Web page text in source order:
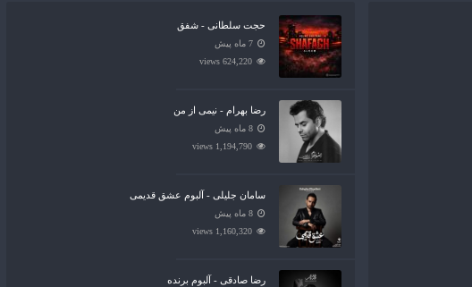
حجت سلطانی - شفق
7 ماه پیش
624,220 views
رضا بهرام - نیمی از من
8 ماه پیش
1,194,790 views
سامان جلیلی - آلبوم عشق قدیمی
8 ماه پیش
1,160,320 views
رضا صادقی - آلبوم برنده